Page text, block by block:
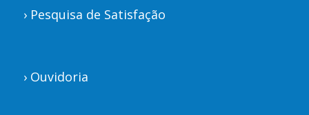
› Pesquisa de Satisfação
› Ouvidoria